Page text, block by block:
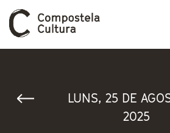
LUNS, 25 DE
2025